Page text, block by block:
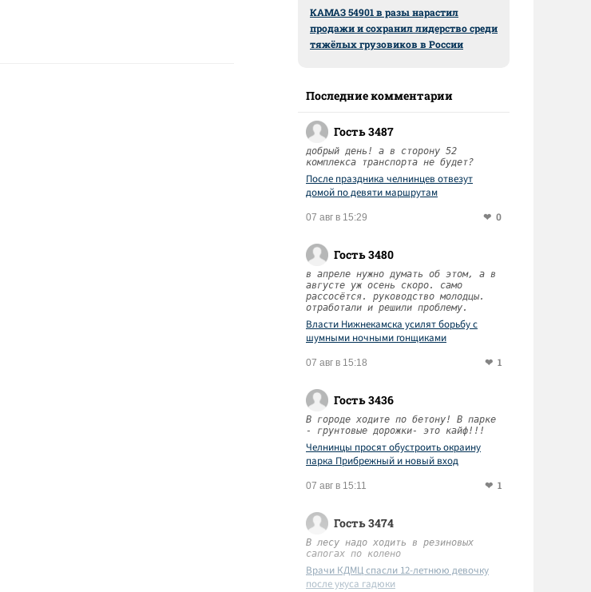
КАМАЗ 54901 в разы нарастил
продажи и сохранил лидерство среди
тяжёлых грузовиков в России
Последние комментарии
Гость 3487
добрый день! а в сторону 52
комплекса транспорта не будет?
После праздника челнинцев отвезут
домой по девяти маршрутам
07 авг в 15:29 0
Гость 3480
в апреле нужно думать об этом, а в
августе уж осень скоро. само
рассосётся. руководство молодцы.
отработали и решили проблему.
Власти Нижнекамска усилят борьбу с
шумными ночными гонщиками
07 авг в 15:18 1
Гость 3436
В городе ходите по бетону! В парке
- грунтовые дорожки- это кайф!!!
Челнинцы просят обустроить окраину
парка Прибрежный и новый вход
07 авг в 15:11 1
Гость 3474
В лесу надо ходить в резиновых
сапогах по колено
Врачи КДМЦ спасли 12-летнюю девочку
после укуса гадюки